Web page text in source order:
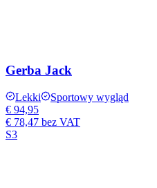
Gerba Jack
Lekki
Sportowy wygląd
€ 94,95
€ 78,47 bez VAT
S3